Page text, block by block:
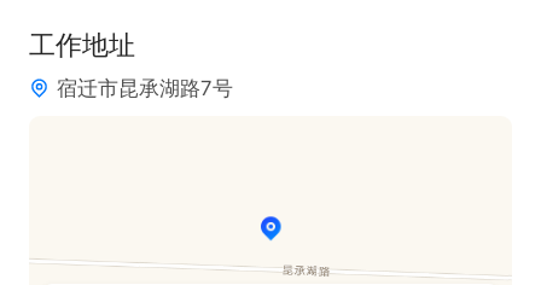
货物码放上架，登记货 位编号，安规单填写货物入库
标签、保管卡；
工作地址
宿迁市昆承湖路7号